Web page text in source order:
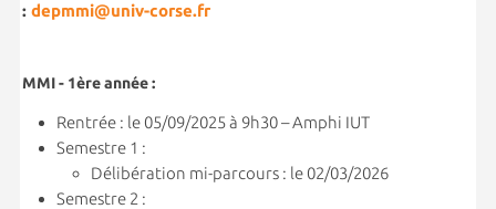
: depmmi@univ-corse.fr
MMI - 1ère année :
Rentrée : le 05/09/2025 à 9h30 – Amphi IUT
Semestre 1 :
Délibération mi-parcours : le 02/03/2026
Semestre 2 :